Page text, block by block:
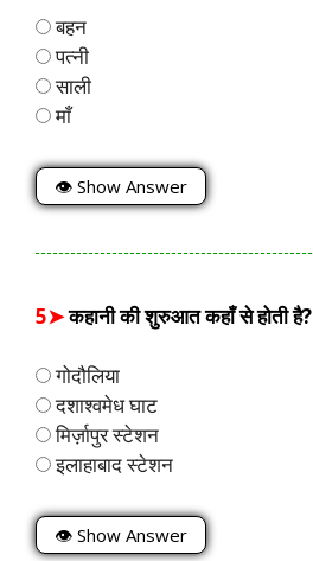
बहन
पत्नी
साली
माँ
👁 Show Answer
5➤कहानी की शुरुआत कहाँ से होती है?
गोदौलिया
दशाश्वमेध घाट
मिर्ज़ापुर स्टेशन
इलाहाबाद स्टेशन
👁 Show Answer